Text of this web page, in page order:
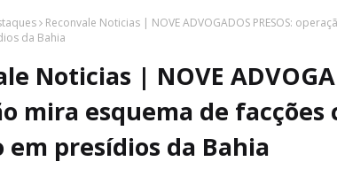
Reconvale Noticias | NOVE ADVOGADOS PRESOS:
da Bahia
Noticias | NOVE
mira esquema de facções
em presídios da Bahia